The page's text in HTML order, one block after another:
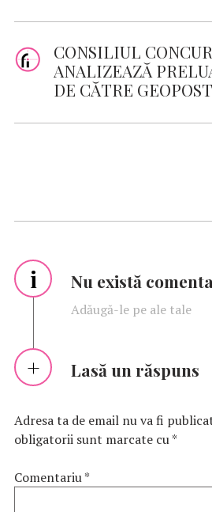
CONSILIUL
ANALIZEAZĂ
DE CĂTRE
i Nu există
Adăugă-le pe ale tale
Lasă un răspuns
Adresa ta de email nu va fi
obligatorii sunt marcate cu*
Comentariu*